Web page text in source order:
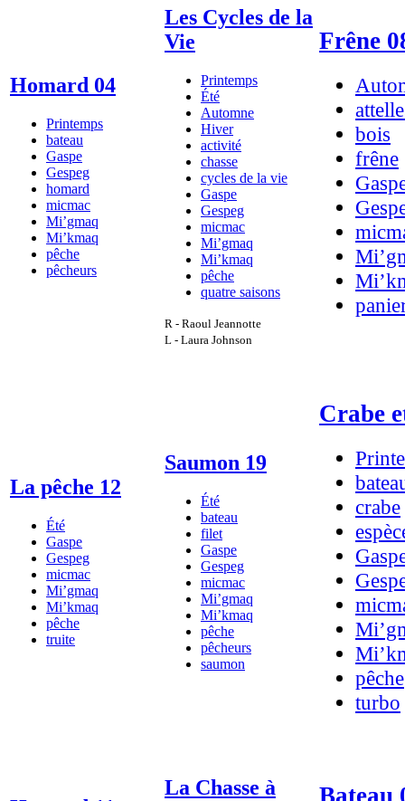
Homard 04
Printemps
bateau
Gaspe
Gespeg
homard
micmac
Mi’gmaq
Mi’kmaq
pêche
pêcheurs
Les Cycles de la
Vie
Printemps
Été
Automne
Hiver
activité
chasse
cycles de la vie
Gaspe
Gespeg
micmac
Mi’gmaq
Mi’kmaq
pêche
quatre saisons
R - Raoul Jeannotte
L - Laura Johnson
Frêne
bois
frêne
La pêche 12
Été
Gaspe
Gespeg
micmac
Mi’gmaq
Mi’kmaq
pêche
truite
Saumon 19
Été
bateau
filet
Gaspe
Gespeg
micmac
Mi’gmaq
Mi’kmaq
pêche
pêcheurs
saumon
Crabe
crabe
pêche
turbo
La Chasse à
Bateau